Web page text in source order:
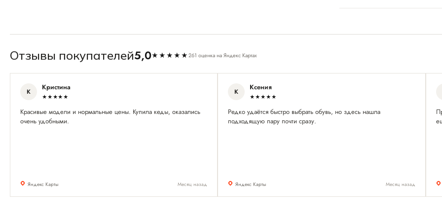
Отзывы покупателей5,0★★★★★261 оценка на Яндекс Картах
К Кристина
★★★★★
Красивые модели и нормальные цены. Купила кеды, оказались
очень удобными.
Яндекс Карты Месяц назад
К Ксения
★★★★★
Редко удаётся быстро выбрать обувь, но здесь нашла
подходящую пару почти сразу.
Яндекс Карты Месяц назад